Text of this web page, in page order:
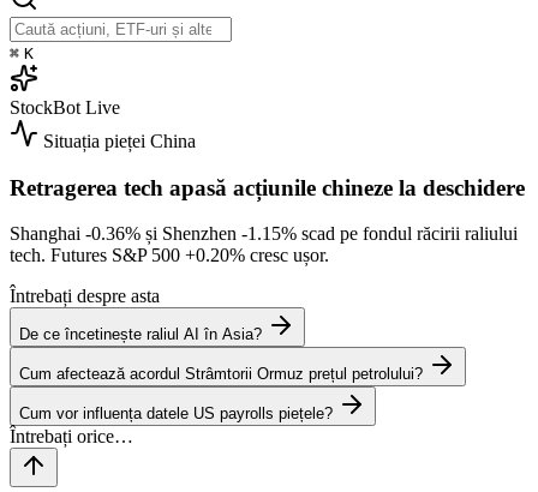
⌘ K
StockBot Live
Situația pieței China
Retragerea tech apasă acțiunile chineze la deschidere
Shanghai -0.36% și Shenzhen -1.15% scad pe fondul răcirii raliului
tech. Futures S&P 500 +0.20% cresc ușor.
Întrebați despre asta
De ce încetinește raliul AI în Asia?
Cum afectează acordul Strâmtorii Ormuz prețul petrolului?
Cum vor influența datele US payrolls piețele?